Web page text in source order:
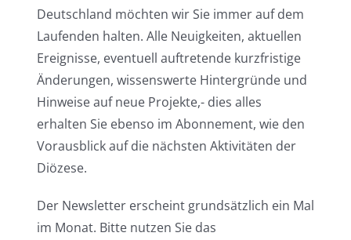
Deutschland möchten wir Sie immer auf dem
Laufenden halten. Alle Neuigkeiten, aktuellen
Ereignisse, eventuell auftretende kurzfristige
Änderungen, wissenswerte Hintergründe und
Hinweise auf neue Projekte,- dies alles
erhalten Sie ebenso im Abonnement, wie den
Vorausblick auf die nächsten Aktivitäten der
Diözese.
Der Newsletter erscheint grundsätzlich ein Mal
im Monat. Bitte nutzen Sie das